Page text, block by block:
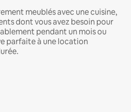
meublés avec une cuisine,
dont vous avez besoin pour
pendant un mois ou
parfaite à une location